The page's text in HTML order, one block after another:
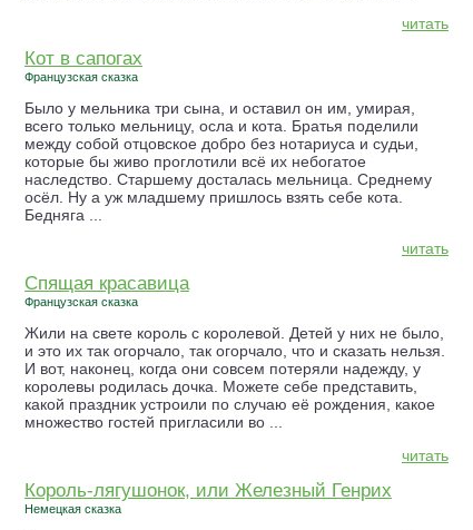
читать
Кот в сапогах
Французская сказка
Было у мельника три сына, и оставил он им, умирая,
всего только мельницу, осла и кота. Братья поделили
между собой отцовское добро без нотариуса и судьи,
которые бы живо проглотили всё их небогатое
наследство. Старшему досталась мельница. Среднему
осёл. Ну а уж младшему пришлось взять себе кота.
Бедняга ...
читать
Спящая красавица
Французская сказка
Жили на свете король с королевой. Детей у них не было,
и это их так огорчало, так огорчало, что и сказать нельзя.
И вот, наконец, когда они совсем потеряли надежду, у
королевы родилась дочка. Можете себе представить,
какой праздник устроили по случаю её рождения, какое
множество гостей пригласили во ...
читать
Король-лягушонок, или Железный Генрих
Немецкая сказка